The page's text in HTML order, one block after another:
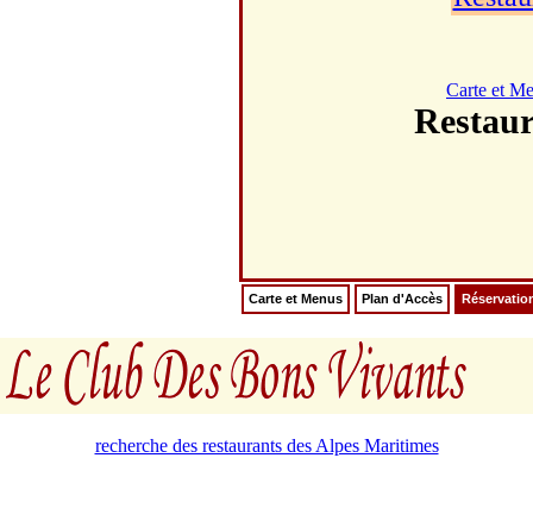
Carte et
Carte et Menus Plan d'Accès
recherche des restaurants des Alpes Maritimes